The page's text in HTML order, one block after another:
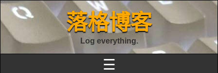
落格博客
Log everything.
☰